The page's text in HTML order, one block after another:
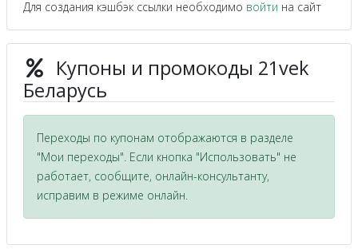
Для создания кэшбэк ссылки необходимо войти на сайт
Купоны и промокоды 21vek
Беларусь
Переходы по купонам отображаются в разделе
"Мои переходы". Если кнопка "Использовать" не
работает, сообщите, онлайн-консультанту,
исправим в режиме онлайн.